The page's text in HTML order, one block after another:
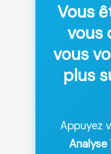
Vous
vous
vous
plus
Appuyez